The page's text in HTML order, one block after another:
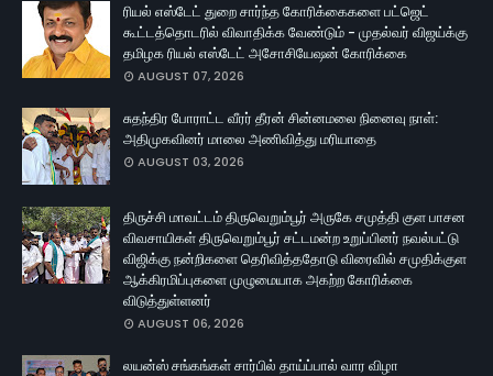
ரியல் எஸ்டேட் துறை சார்ந்த கோரிக்கைகளை பட்ஜெட்
கூட்டத்தொடரில் விவாதிக்க வேண்டும் - முதல்வர் விஜய்க்கு
தமிழக ரியல் எஸ்டேட் அசோசியேஷன் கோரிக்கை
AUGUST 07, 2026
சுதந்திர போராட்ட வீரர் தீரன் சின்னமலை நினைவு நாள்:
அதிமுகவினர் மாலை அணிவித்து மரியாதை
AUGUST 03, 2026
திருச்சி மாவட்டம் திருவெறும்பூர் அருகே சமுத்தி குள பாசன
விவசாயிகள் திருவெறும்பூர் சட்டமன்ற உறுப்பினர் நவல்பட்டு
விஜிக்கு நன்றிகளை தெரிவித்ததோடு விரைவில் சமுதிக்குள
ஆக்கிரமிப்புகளை முழுமையாக அகற்ற கோரிக்கை
விடுத்துள்ளனர்
AUGUST 06, 2026
லயன்ஸ் சங்கங்கள் சார்பில் தாய்ப்பால் வார விழா